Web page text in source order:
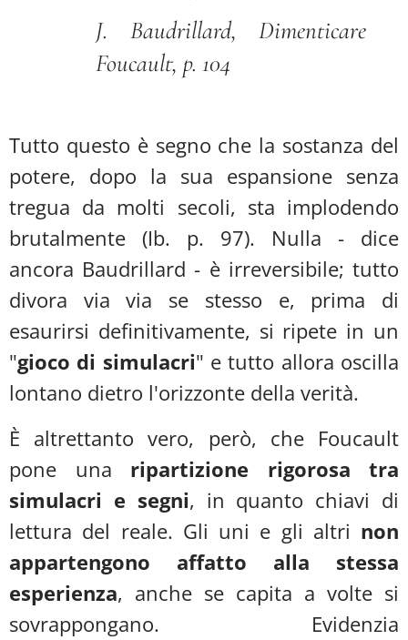
J. Baudrillard, Dimenticare
Foucault, p. 104
Tutto questo è segno che la sostanza del
potere, dopo la sua espansione senza
tregua da molti secoli, sta implodendo
brutalmente (Ib. p. 97). Nulla - dice
ancora Baudrillard - è irreversibile; tutto
divora via via se stesso e, prima di
esaurirsi definitivamente, si ripete in un
"gioco di simulacri" e tutto allora oscilla
lontano dietro l'orizzonte della verità.
È altrettanto vero, però, che Foucault
pone una ripartizione rigorosa tra
simulacri e segni, in quanto chiavi di
lettura del reale. Gli uni e gli altri non
appartengono affatto alla stessa
esperienza, anche se capita a volte si
sovrappongano. Evidenzia